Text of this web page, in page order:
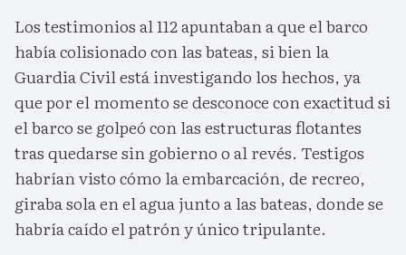
Los testimonios al 112 apuntaban a que el barco
había colisionado con las bateas, si bien la
Guardia Civil está investigando los hechos, ya
que por el momento se desconoce con exactitud si
el barco se golpeó con las estructuras flotantes
tras quedarse sin gobierno o al revés. Testigos
habrían visto cómo la embarcación, de recreo,
giraba sola en el agua junto a las bateas, donde se
habría caído el patrón y único tripulante.